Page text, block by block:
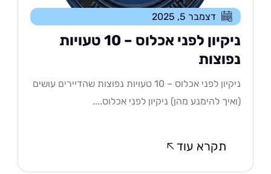
דצמבר 5, 2025
ניקיון לפני אכלוס – 10 טעויות
ניקיון לפני אכלוס – 10 טעויות נפוצות שהדיירים עושים
להימנע מהן) ניקיון לפני אכלוס....
תקרא עוד